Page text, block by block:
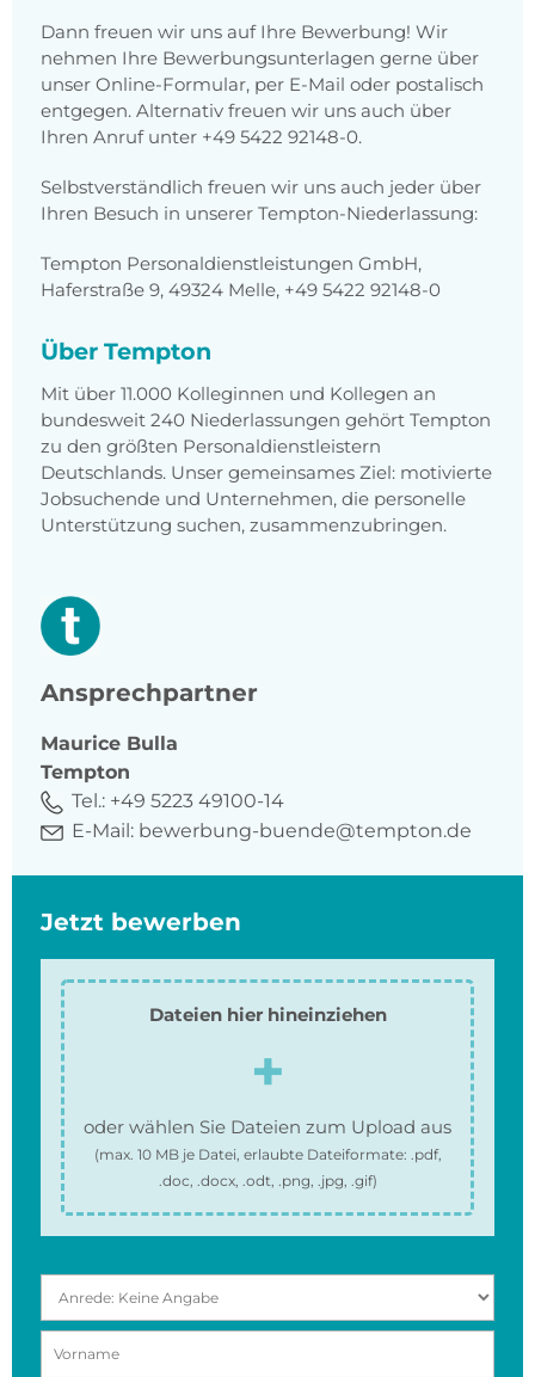
Dann freuen wir uns auf Ihre Bewerbung! Wir
nehmen Ihre Bewerbungsunterlagen gerne über
unser Online-Formular, per E-Mail oder postalisch
entgegen. Alternativ freuen wir uns auch über
Ihren Anruf unter +49 5422 92148-0.
Selbstverständlich freuen wir uns auch jeder über
Ihren Besuch in unserer Tempton-Niederlassung:
Tempton Personaldienstleistungen GmbH,
Haferstraße 9, 49324 Melle, +49 5422 92148-0
Über Tempton
Mit über 11.000 Kolleginnen und Kollegen an
bundesweit 240 Niederlassungen gehört Tempton
zu den größten Personaldienstleistern
Deutschlands. Unser gemeinsames Ziel: motivierte
Jobsuchende und Unternehmen, die personelle
Unterstützung suchen, zusammenzubringen.
Ansprechpartner
Maurice Bulla
Tempton
Tel.: +49 5223 49100-14
E-Mail: bewerbung-buende@tempton.de
Jetzt bewerben
Dateien hier hineinziehen
oder wählen Sie Dateien zum Upload aus
(max. 10 MBje Datei, erlaubte Dateiformate: .pdf,
.doc, .docx, .odt, .png, .jpg, .gif)